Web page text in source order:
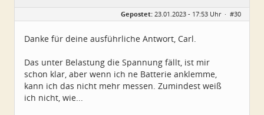
Beiträge:
43
Gepostet: 23.01.2023 - 17:53 Uhr · #30
Danke für deine ausführliche Antwort, Carl.
Das unter Belastung die Spannung fällt, ist mir
schon klar, aber wenn ich ne Batterie anklemme,
kann ich das nicht mehr messen. Zumindest weiß
ich nicht, wie...